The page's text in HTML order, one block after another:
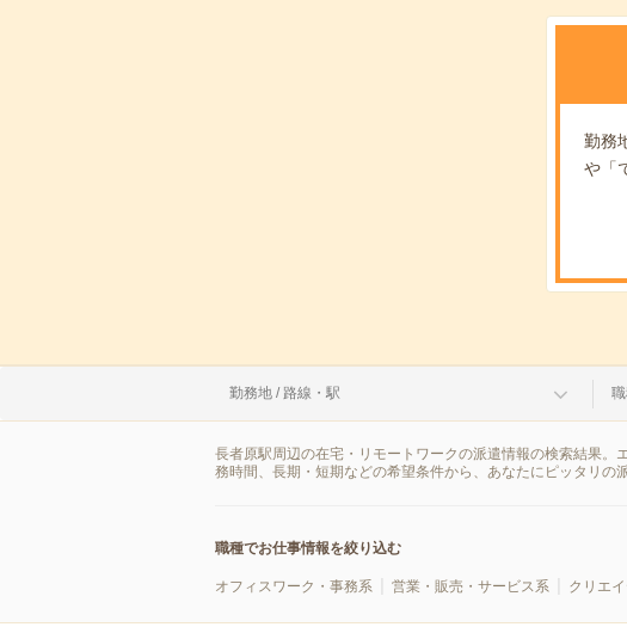
勤務
や「
勤務地 / 路線・駅
長者原駅周辺の在宅・リモートワークの派遣情報の検索結果
務時間、長期・短期などの希望条件から、あなたにピッタリの
職種でお仕事情報を絞り込む
オフィスワーク・事務系 営業・販売・サービス系 クリエ